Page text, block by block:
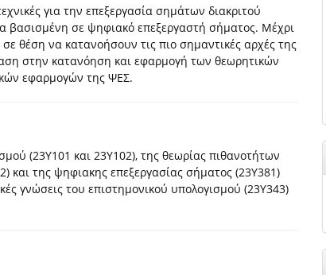
για την επεξεργασία σημάτων διακριτού
βασισμένη σε ψηφιακό επεξεργαστή σήματος. Μέχρι
θέση να κατανοήσουν τις πιο σημαντικές αρχές της
στην κατανόηση και εφαρμογή των θεωρητικών
εφαρμογών της ΨΕΣ.
(23Υ101 και 23Υ102), της θεωρίας πιθανοτήτων
της ψηφιακης επεξεργασίας σήματος (23Υ381)
γνώσεις του επιστημονικού υπολογισμού (23Υ343)